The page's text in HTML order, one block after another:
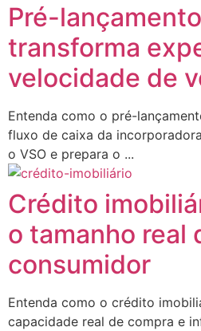
Pré-
transforma
velocidade de
Entenda como o pré-
fluxo de caixa da
o VSO e prepara o ...
Crédito
o tamanho real
consumidor
Entenda como o crédito
capacidade real de compra e